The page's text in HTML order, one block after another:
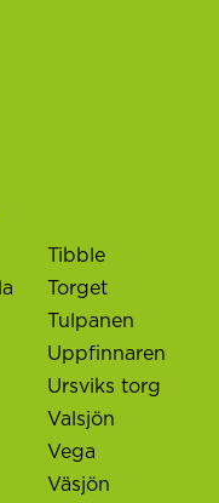
Tibble
Torget
Tulpanen
Uppfinnaren
Ursviks torg
Valsjön
Vega
Väsjön